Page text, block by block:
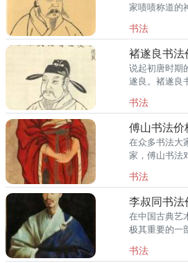
家啧啧称道的
书法
褚遂良书法
说起初唐时期
遂良。褚遂良
对后世书坛影
书法
傅山书法价
在众多书法大
家，傅山书法
远的影响。
书法
李叔同书法
在中国古典艺
极其重要的一
期的艺术大师
书法